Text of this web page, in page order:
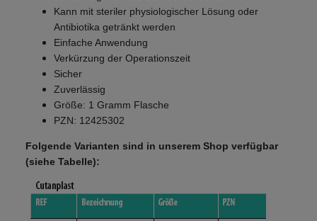
Kann mit steriler physiologischer Lösung oder
Antibiotika getränkt werden
Einfache Anwendung
Verkürzung der Operationszeit
Sicher
Zuverlässig
Größe: 1 Gramm Flasche
PZN: 12425302
Folgende Varianten sind in unserem Shop verfügbar
(siehe Tabelle):